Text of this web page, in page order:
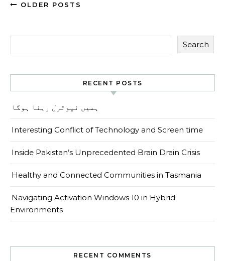
OLDER POSTS
Search
RECENT POSTS
ہمیں نیوٹرل رہنا ہوگا
Interesting Conflict of Technology and Screen time
Inside Pakistan’s Unprecedented Brain Drain Crisis
Healthy and Connected Communities in Tasmania
Navigating Activation Windows 10 in Hybrid
Environments
RECENT COMMENTS